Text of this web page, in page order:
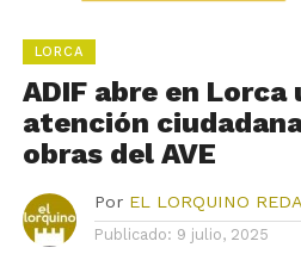
LORCA
ADIF abre en
atención
obras del AVE
Por EL LORQUINO
Publicado: 9 julio, 2025